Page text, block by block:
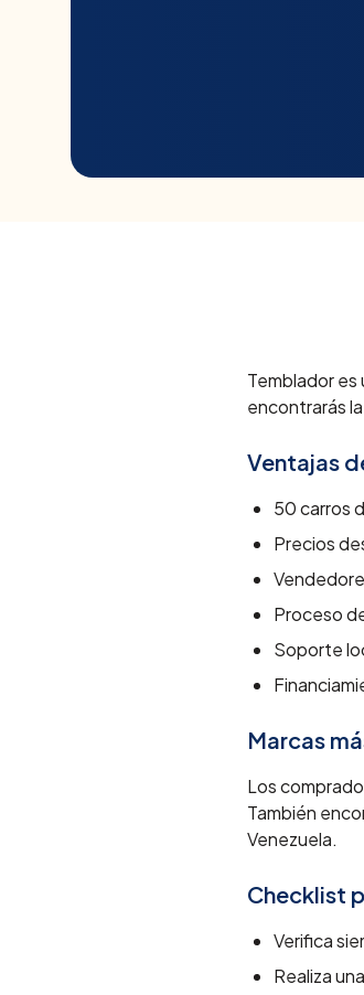
Temblador
encontrarás
Ventajas
50carros
Precios
Proceso
Soporte
Marcas
Los
También
Venezuela.
Checklist
Verifica
Realiza